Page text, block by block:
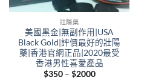
壯陽藥
美國黑金|無副作用|USA
Black Gold|評價最好的壯陽
藥|香港官網正品|2020最受
香港男性喜愛產品
$350 – $2000Price